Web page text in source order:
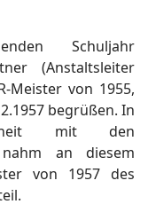
Schuljahr
(Anstaltsleiter
Meister von 1955,
begrüßen. In
mit den
an diesem
von 1957 des